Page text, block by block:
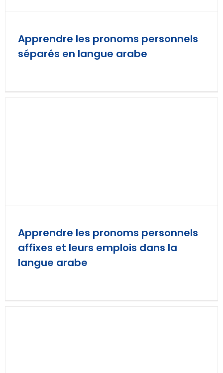
Apprendre les pronoms personnels
séparés en langue arabe
Apprendre les pronoms personnels
affixes et leurs emplois dans la
langue arabe